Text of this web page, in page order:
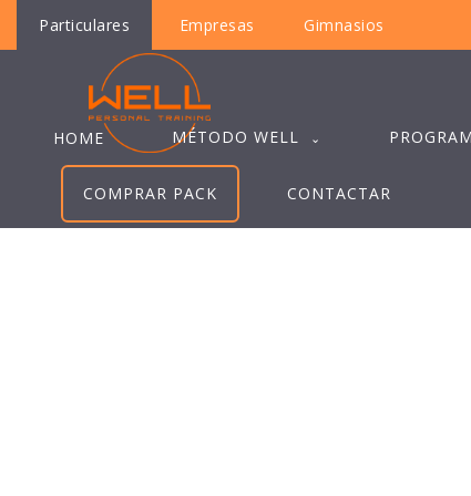
Particulares Empresas Gimnasios
HOME MÉTODO WELL
COMPRAR PACK CONTACTAR